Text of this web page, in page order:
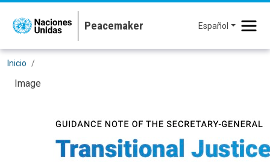
Pasar al contenido principal
Español
Inicio
Image